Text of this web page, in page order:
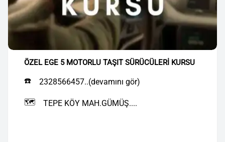
ÖZEL EGE 5 MOTORLU TAŞIT SÜRÜCÜLERİ KURSU
☎️ 2328566457..(devamını gör)
🗺️ TEPE KÖY MAH.GÜMÜŞ....